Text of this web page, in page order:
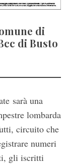
di
di Busto
sarà una
lombarda
circuito che
numeri
gli iscritti